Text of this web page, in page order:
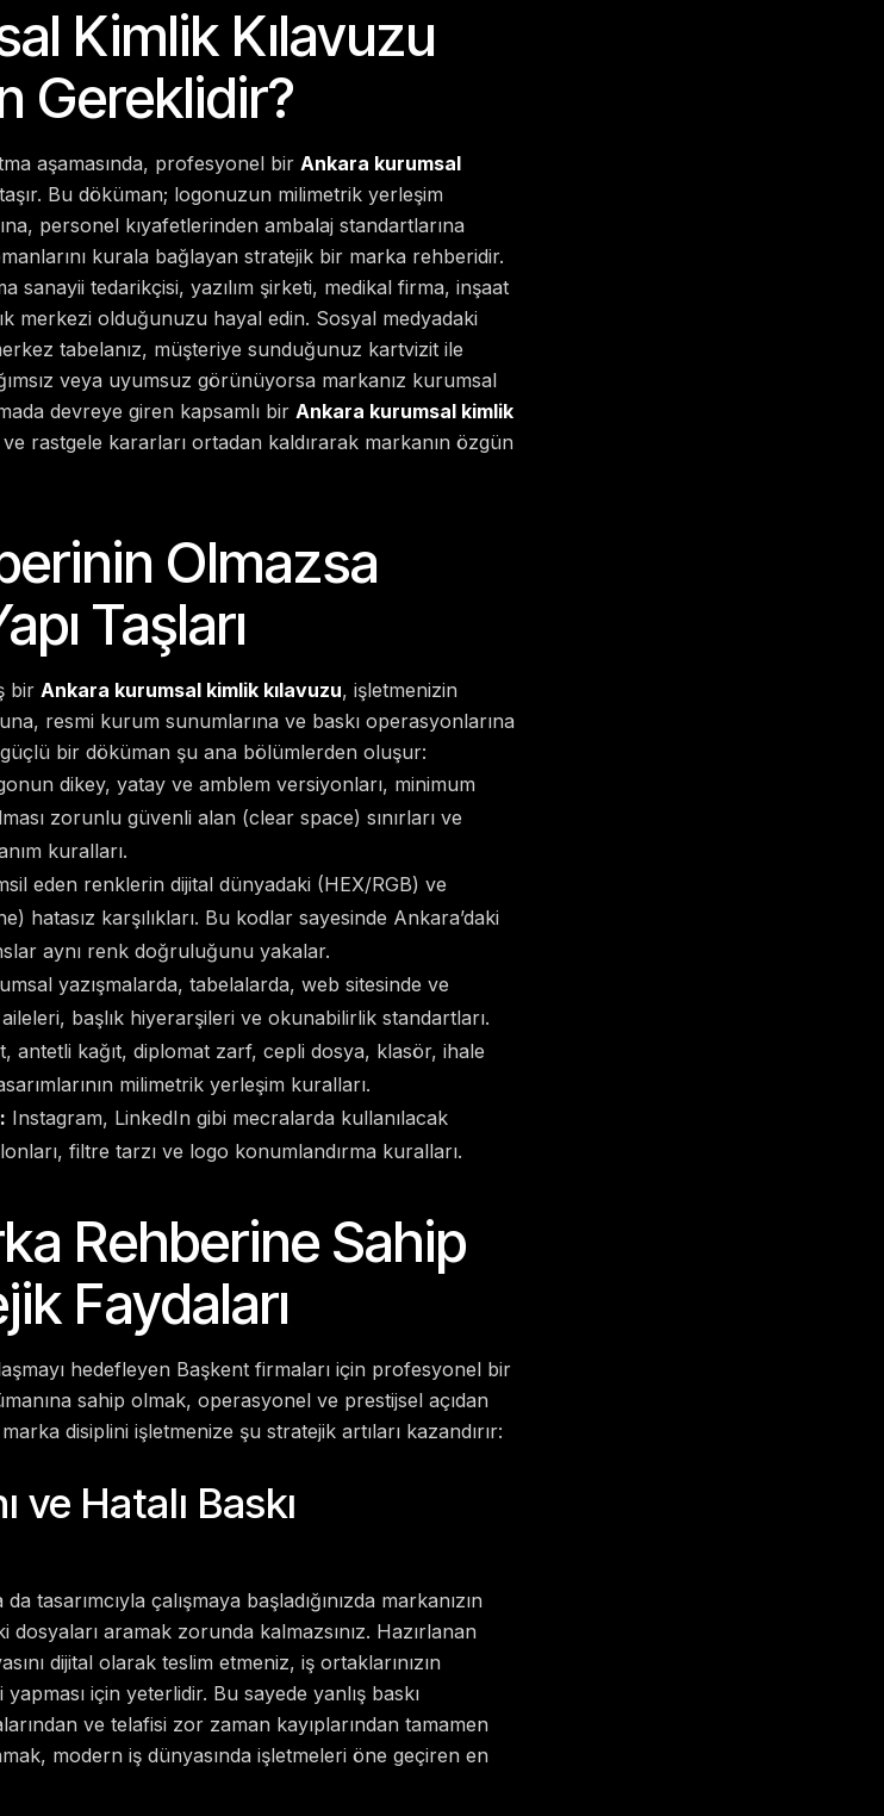
Kimlik Kılavuzu
Gereklidir?
aşamasında, profesyonel bir Ankara kurumsal
Bu döküman; logonuzun milimetrik yerleşim
personel kıyafetlerinden ambalaj standartlarına
kurala bağlayan stratejik bir marka rehberidir.
sanayii tedarikçisi, yazılım şirketi, medikal firma, inşaat
merkezi olduğunuzu hayal edin. Sosyal medyadaki
tabelanız, müşteriye sunduğunuz kartvizit ile
veya uyumsuz görünüyorsa markanız kurumsal
devreye giren kapsamlı bir Ankara kurumsal kimlik
rastgele kararları ortadan kaldırarak markanın özgün
Olmazsa
Taşları
bir Ankara kurumsal kimlik kılavuzu, işletmenizin
resmi kurum sunumlarına ve baskı operasyonlarına
bir döküman şu ana bölümlerden oluşur:
dikey, yatay ve amblem versiyonları, minimum
zorunlu güvenli alan (clear space) sınırları ve
kuralları.
eden renklerin dijital dünyadaki (HEX/RGB) ve
hatasız karşılıkları. Bu kodlar sayesinde Ankara’daki
aynı renk doğruluğunu yakalar.
yazışmalarda, tabelalarda, web sitesinde ve
başlık hiyerarşileri ve okunabilirlik standartları.
antetli kağıt, diplomat zarf, cepli dosya, klasör, ihale
milimetrik yerleşim kuralları.
Instagram, LinkedIn gibi mecralarda kullanılacak
filtre tarzı ve logo konumlandırma kuralları.
Rehberine Sahip
Faydaları
hedefleyen Başkent firmaları için profesyonel bir
sahip olmak, operasyonel ve prestijsel açıdan
disiplini işletmenize şu stratejik artıları kazandırır:
ve Hatalı Baskı
tasarımcıyla çalışmaya başladığınızda markanızın
dosyaları aramak zorunda kalmazsınız. Hazırlanan
dijital olarak teslim etmeniz, iş ortaklarınızın
için yeterlidir. Bu sayede yanlış baskı
ve telafisi zor zaman kayıplarından tamamen
modern iş dünyasında işletmeleri öne geçiren en